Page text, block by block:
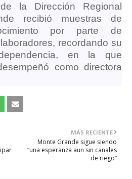
la Dirección Regional
recibió muestras de
por parte de
recordando su
en la que
como directora
MÁS RECIENTE
Monte Grande sigue siendo
“una esperanza aun sin canales
de riego”